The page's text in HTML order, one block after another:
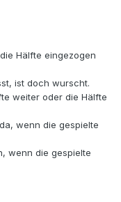
Hälfte eingezogen
ist doch wurscht.
weiter oder die Hälfte
wenn die gespielte
wenn die gespielte